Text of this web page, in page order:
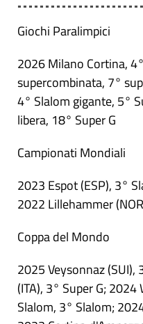
Giochi Paralimpici
2026 Milano Cortina,
supercombinata, 7°
4° Slalom gigante, 5°
libera, 18° Super G
Campionati Mondiali
2023 Espot (ESP), 3°
2022 Lillehammer
Coppa del Mondo
2025 Veysonnaz
(ITA), 3° Super G;
Slalom, 3° Slalom;